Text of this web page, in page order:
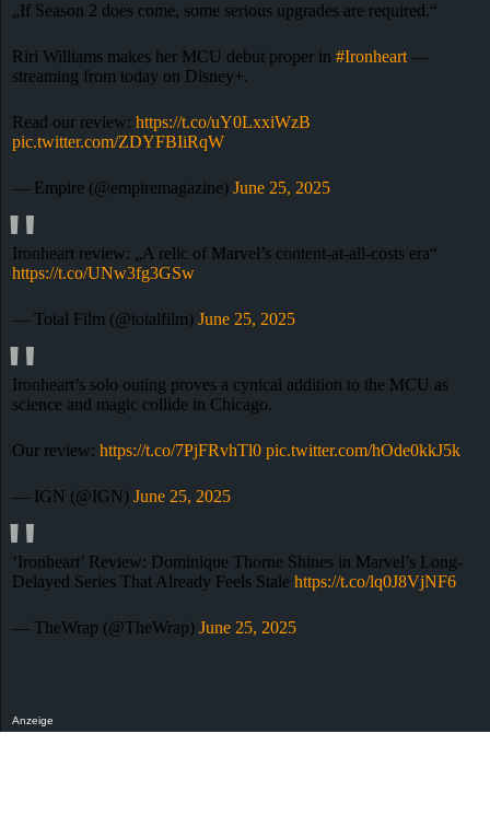
„If Season 2 does come, some serious upgrades are required.“
Riri Williams makes her MCU debut proper in #Ironheart —
streaming from today on Disney+.
Read our review: https://t.co/uY0LxxiWzB
pic.twitter.com/ZDYFBIiRqW
— Empire (@empiremagazine) June 25, 2025
Ironheart review: „A relic of Marvel’s content-at-all-costs era“
https://t.co/UNw3fg3GSw
— Total Film (@totalfilm) June 25, 2025
Ironheart’s solo outing proves a cynical addition to the MCU as
science and magic collide in Chicago.
Our review: https://t.co/7PjFRvhTl0 pic.twitter.com/hOde0kkJ5k
— IGN (@IGN) June 25, 2025
‘Ironheart’ Review: Dominique Thorne Shines in Marvel’s Long-
Delayed Series That Already Feels Stale https://t.co/lq0J8VjNF6
— TheWrap (@TheWrap) June 25, 2025
Anzeige